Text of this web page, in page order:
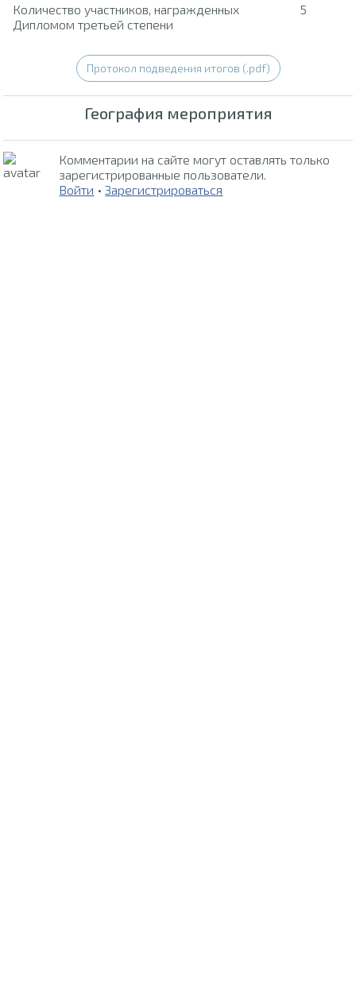
Количество участников, награжденных
Дипломом третьей степени
5
Протокол подведения итогов (.pdf)
География мероприятия
Комментарии на сайте могут оставлять только
зарегистрированные пользователи.
Войти •Зарегистрироваться